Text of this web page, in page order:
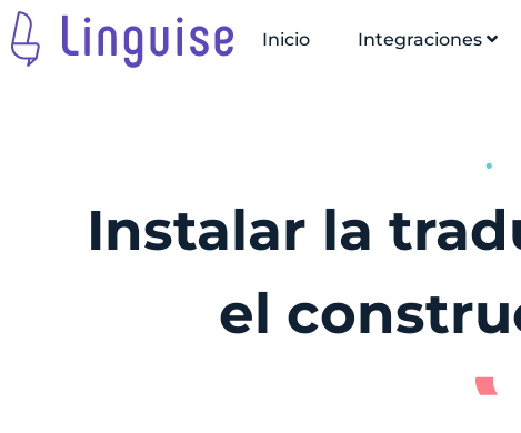
Inicio Integraciones
Instalar la
el